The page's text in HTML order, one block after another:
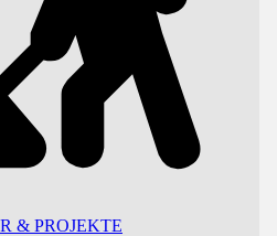
& PROJEKTE